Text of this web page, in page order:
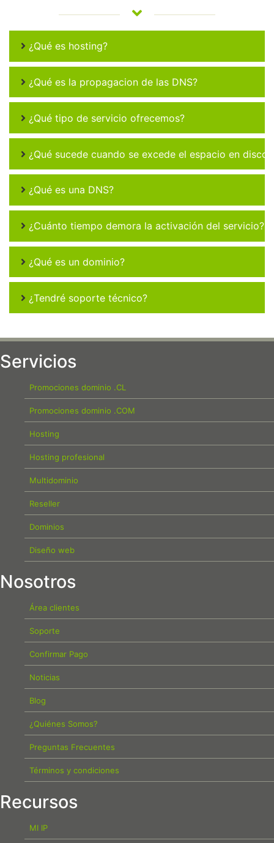
¿Qué es hosting?
¿Qué es la propagacion de las DNS?
¿Qué tipo de servicio ofrecemos?
¿Qué sucede cuando se excede el espacio en disco
¿Qué es una DNS?
¿Cuánto tiempo demora la activación del servicio?
¿Qué es un dominio?
¿Tendré soporte técnico?
Servicios
Promociones dominio .CL
Promociones dominio .COM
Hosting
Hosting profesional
Multidominio
Reseller
Dominios
Diseño web
Nosotros
Área clientes
Soporte
Confirmar Pago
Noticias
Blog
¿Quiénes Somos?
Preguntas Frecuentes
Términos y condiciones
Recursos
MI IP